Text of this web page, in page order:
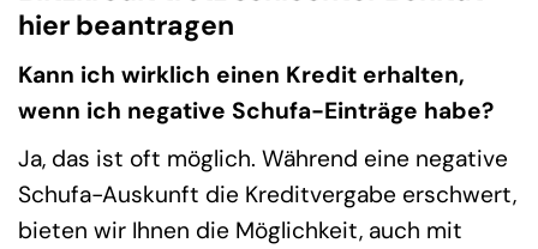
hier beantragen
Kann ich wirklich einen Kredit erhalten,
wenn ich negative Schufa-Einträge habe?
Ja, das ist oft möglich. Während eine negative
Schufa-Auskunft die Kreditvergabe erschwert,
bieten wir Ihnen die Möglichkeit, auch mit